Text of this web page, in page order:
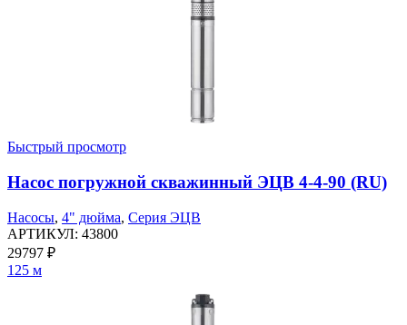
Быстрый просмотр
Насос погружной скважинный ЭЦВ 4-4-90 (RU)
Насосы, 4" дюйма, Серия ЭЦВ
АРТИКУЛ: 43800
29797 ₽
125 м